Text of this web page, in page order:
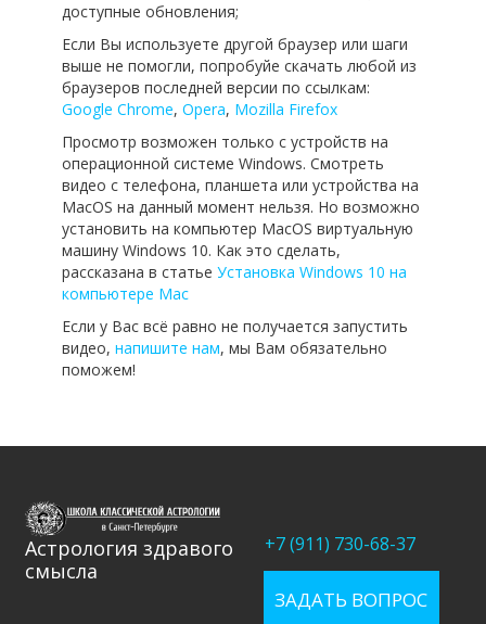
доступные обновления;
Если Вы используете другой браузер или шаги
выше не помогли, попробуйе скачать любой из
браузеров последней версии по ссылкам:
Google Chrome, Opera, Mozilla Firefox
Просмотр возможен только с устройств на
операционной системе Windows. Смотреть
видео с телефона, планшета или устройства на
MacOS на данный момент нельзя. Но возможно
установить на компьютер MacOS виртуальную
машину Windows 10. Как это сделать,
рассказана в статье Установка Windows 10 на
компьютере Mac
Если у Вас всё равно не получается запустить
видео, напишите нам, мы Вам обязательно
поможем!
Астрология здравого
смысла
+7 (911) 730-68-37
ЗАДАТЬ ВОПРОС